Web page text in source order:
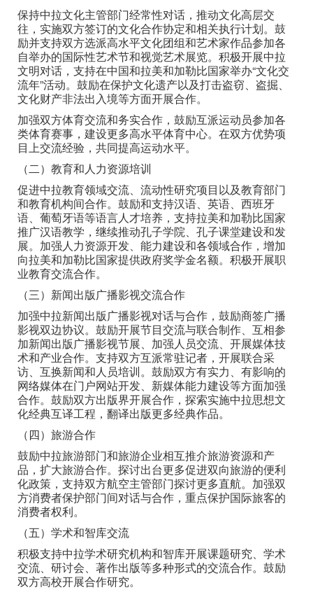
保持中拉文化主管部门经常性对话，推动文化高层交
往，实施双方签订的文化合作协定和相关执行计划。鼓
励并支持双方选派高水平文化团组和艺术家作品参加各
自举办的国际性艺术节和视觉艺术展览。积极开展中拉
文明对话，支持在中国和拉美和加勒比国家举办“文化交
流年”活动。鼓励在保护文化遗产以及打击盗窃、盗掘、
文化财产非法出入境等方面开展合作。
加强双方体育交流和务实合作，鼓励互派运动员参加各
类体育赛事，建设更多高水平体育中心。在双方优势项
目上交流经验，共同提高运动水平。
（二）教育和人力资源培训
促进中拉教育领域交流、流动性研究项目以及教育部门
和教育机构间合作。鼓励和支持汉语、英语、西班牙
语、葡萄牙语等语言人才培养，支持拉美和加勒比国家
推广汉语教学，继续推动孔子学院、孔子课堂建设和发
展。加强人力资源开发、能力建设和各领域合作，增加
向拉美和加勒比国家提供政府奖学金名额。积极开展职
业教育交流合作。
（三）新闻出版广播影视交流合作
加强中拉新闻出版广播影视对话与合作，鼓励商签广播
影视双边协议。鼓励开展节目交流与联合制作、互相参
加新闻出版广播影视节展、加强人员交流、开展媒体技
术和产业合作。支持双方互派常驻记者，开展联合采
访、互换新闻和人员培训。鼓励双方有实力、有影响的
网络媒体在门户网站开发、新媒体能力建设等方面加强
合作。鼓励双方出版界开展合作，探索实施中拉思想文
化经典互译工程，翻译出版更多经典作品。
（四）旅游合作
鼓励中拉旅游部门和旅游企业相互推介旅游资源和产
品，扩大旅游合作。探讨出台更多促进双向旅游的便利
化政策，支持双方航空主管部门探讨更多直航。加强双
方消费者保护部门间对话与合作，重点保护国际旅客的
消费者权利。
（五）学术和智库交流
积极支持中拉学术研究机构和智库开展课题研究、学术
交流、研讨会、著作出版等多种形式的交流合作。鼓励
双方高校开展合作研究。